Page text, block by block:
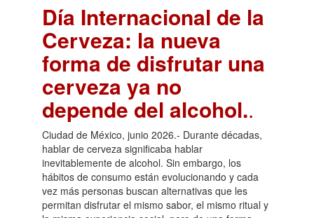
Día Internacional de la
Cerveza: la nueva
forma de disfrutar una
cerveza ya no
depende del alcohol..
Ciudad de México, junio 2026.- Durante décadas,
hablar de cerveza significaba hablar
inevitablemente de alcohol. Sin embargo, los
hábitos de consumo están evolucionando y cada
vez más personas buscan alternativas que les
permitan disfrutar el mismo sabor, el mismo ritual y